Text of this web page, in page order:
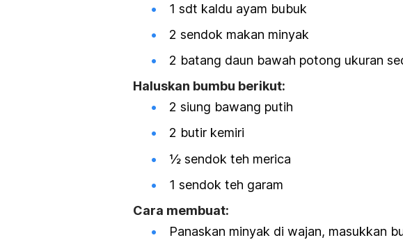
1 sdt kaldu ayam bubuk
2 sendok makan minyak
2 batang daun bawah potong ukuran
Haluskan bumbu berikut:
2 siung bawang putih
2 butir kemiri
½ sendok teh merica
1 sendok teh garam
Cara membuat:
Panaskan minyak di wajan, masukkan